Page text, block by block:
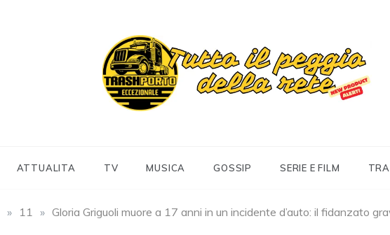
ATTUALITA TV MUSICA GOSSIP SERIE E FILM
» 11 » Gloria Griguoli muore a 17 anni in un incidente d’auto: il fidanzato